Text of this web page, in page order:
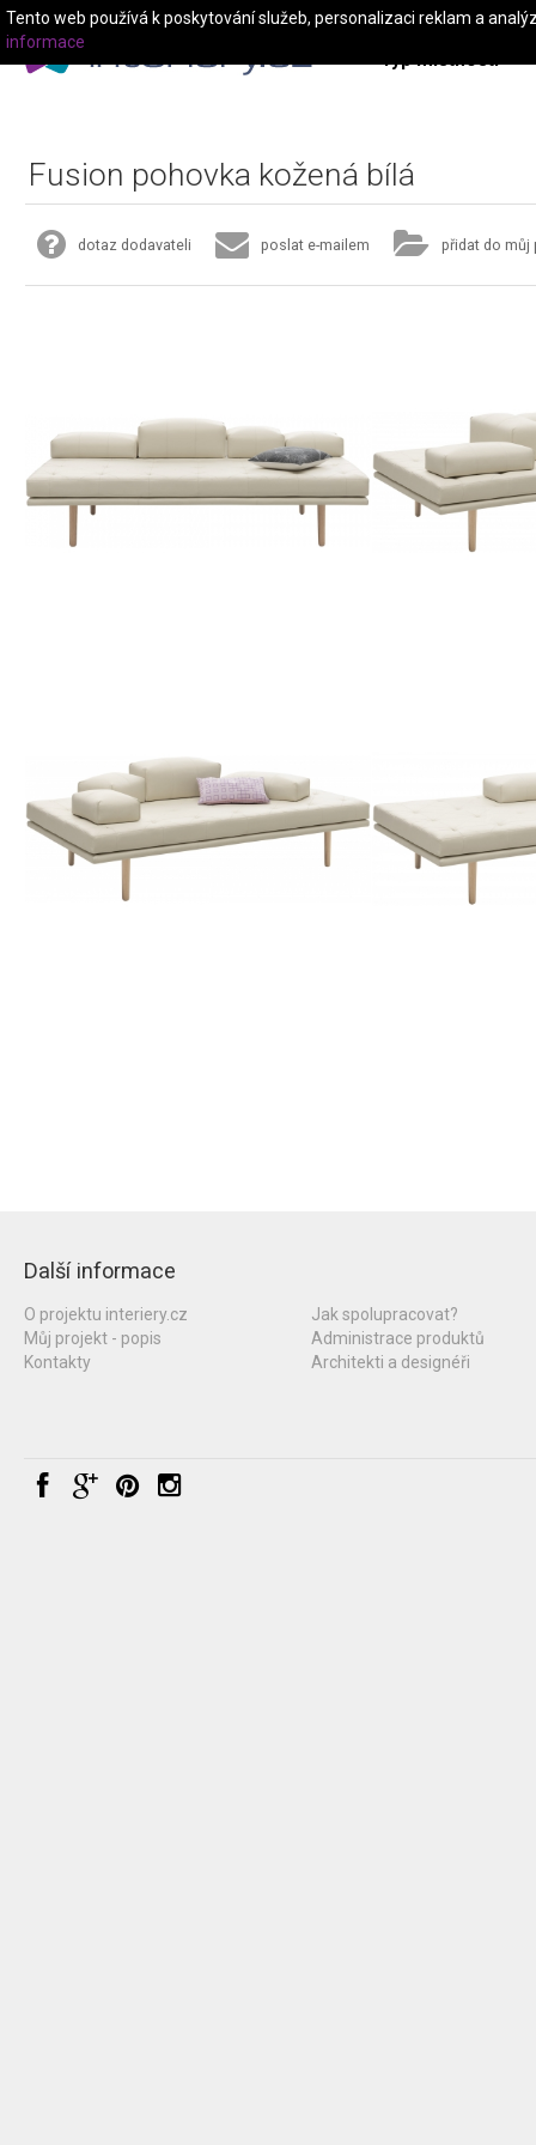
Typ místnosti
Fusion pohovka kožená bílá
dotaz dodavateli poslat e-mailem přidat do můj
Další informace
O projektu interiery.cz
Můj projekt - popis
Kontakty
Jak spolupracovat?
Administrace produktů
Architekti a designéři
Tento web používá k poskytování služeb, personalizaci reklam a
informace